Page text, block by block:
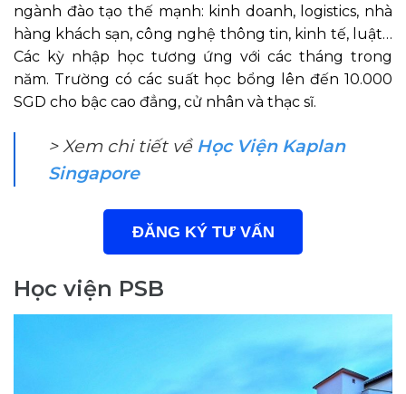
ngành đào tạo thế mạnh: kinh doanh, logistics, nhà
hàng khách sạn, công nghệ thông tin, kinh tế, luật…
Các kỳ nhập học tương ứng với các tháng trong
năm. Trường có các suất học bổng lên đến 10.000
SGD cho bậc cao đẳng, cử nhân và thạc sĩ.
> Xem chi tiết về Học Viện Kaplan
Singapore
ĐĂNG KÝ TƯ VẤN
Học viện PSB